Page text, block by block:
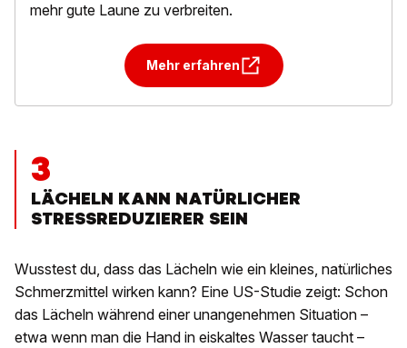
mehr gute Laune zu verbreiten.
Mehr erfahren
3
LÄCHELN KANN NATÜRLICHER
STRESSREDUZIERER SEIN
Wusstest du, dass das Lächeln wie ein kleines, natürliches
Schmerzmittel wirken kann? Eine US-Studie zeigt: Schon
das Lächeln während einer unangenehmen Situation –
etwa wenn man die Hand in eiskaltes Wasser taucht –